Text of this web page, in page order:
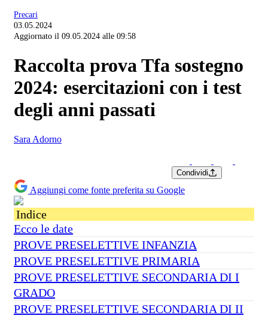
Precari
03.05.2024
Aggiornato il 09.05.2024 alle 09:58
Raccolta prova Tfa sostegno
2024: esercitazioni con i test
degli anni passati
Sara Adorno
Condividi
Aggiungi come fonte preferita su Google
Indice
Ecco le date
PROVE PRESELETTIVE INFANZIA
PROVE PRESELETTIVE PRIMARIA
PROVE PRESELETTIVE SECONDARIA DI I
GRADO
PROVE PRESELETTIVE SECONDARIA DI II